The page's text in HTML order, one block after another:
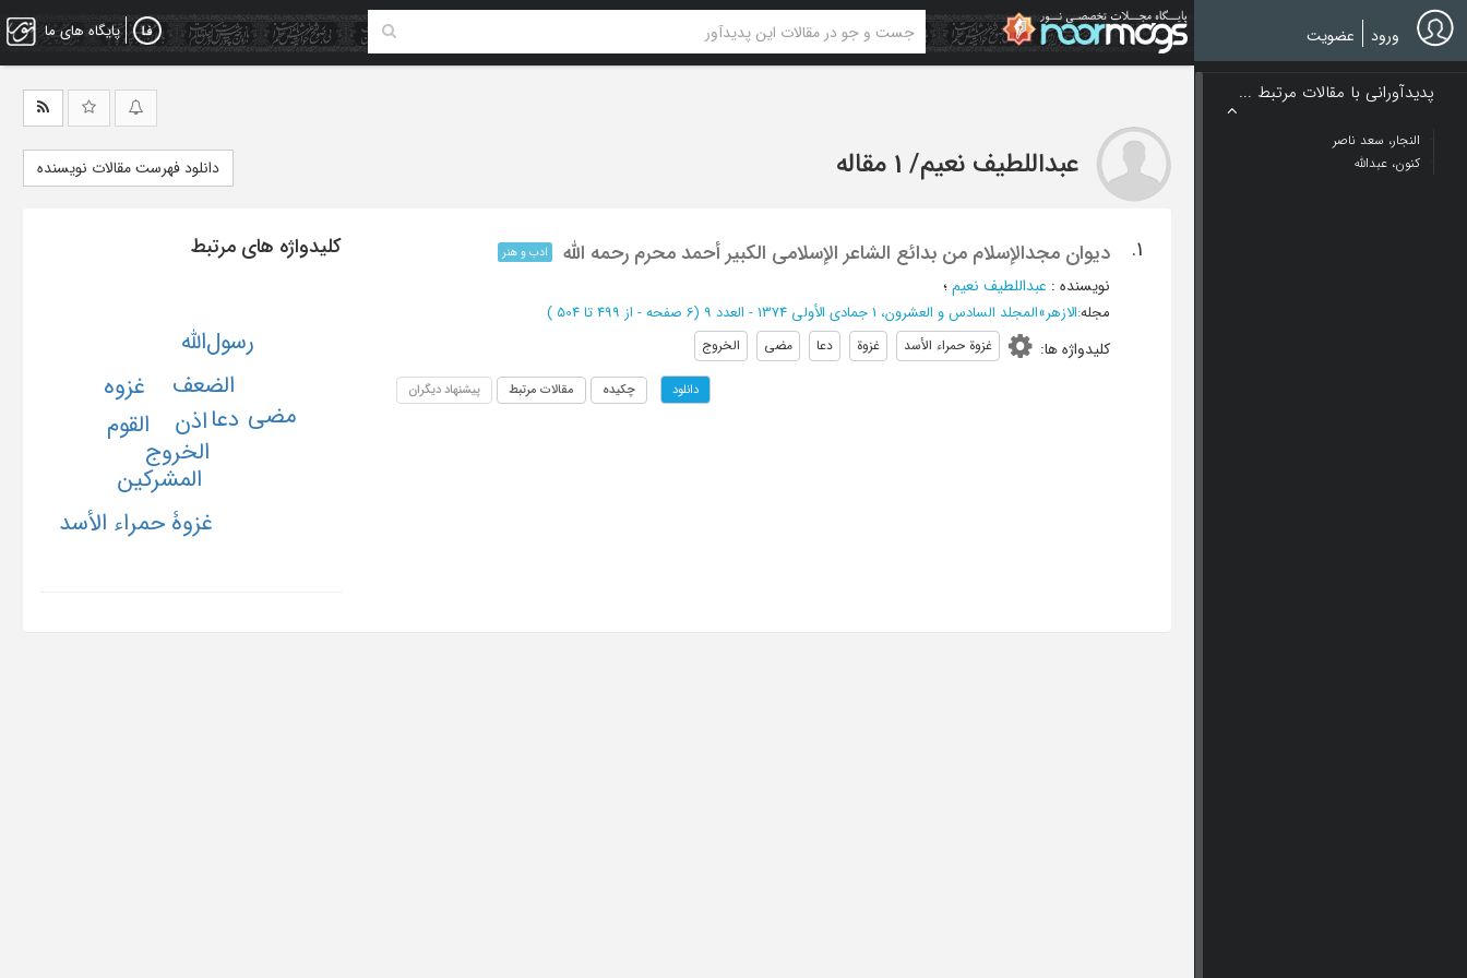
Skip
to
main
پایگاه های ما ورود عضویت
پدیدآورانی با مقالات مرتبط ...
النجار، سعد ناصر
کنون، عبدالله
عبداللطیف نعیم/ 1 مقاله دانلود فهرست مقالات نویسنده
1. دیوان مجدالإسلام من بدائع الشاعر الإسلامی الکبیر أحمد محرم رحمه الله ادب و هنر
نویسنده : عبداللطیف نعیم؛
مجله:الازهر»المجلد السادس و العشرون، 1 جمادی الأولی 1374 - العدد 9 (‎6 صفحه - از 499 تا 504 )
کلیدواژه ها: غزوة حمراء الأسد غزوة دعا مضی الخروج
دانلود چکیده مقالات مرتبط پیشنهاد دیگران
کلیدواژه های مرتبط
اذن
الخروج
الضعف
القوم
المشرکین
دعا
رسول‌الله
غزوه
غزوۀ حمراء الأسد
مضی